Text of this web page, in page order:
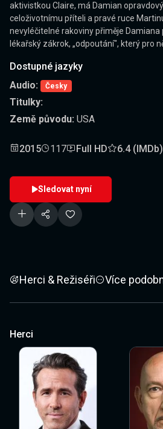
aktivistkou Claire, má Damian
celoživotnímu příteli a pravé ruce
nevyléčitelné rakoviny přiměje
lékařský zákrok, „odpoutání", který pro
Dostupné jazyky
Audio:
Česky
Titulky:
Země původu: USA
2015 117 Full HD 6.4 (IMDb)
Sledovat nyní
Herci & Režiséři Více
Herci